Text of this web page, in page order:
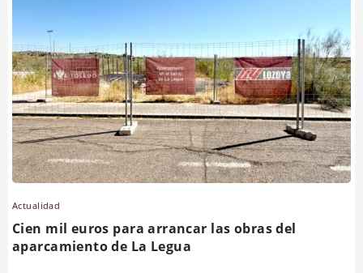
Actualidad
Cien mil euros para arrancar las obras del
aparcamiento de La Legua